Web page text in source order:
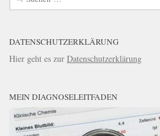
nach:
DATENSCHUTZERKLÄRUNG
Hier geht es zur Datenschutzerklärung
MEIN DIAGNOSELEITFADEN